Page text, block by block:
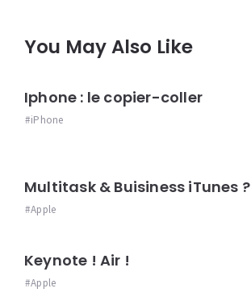
You May Also Like
Iphone : le copier-coller
iPhone
Multitask & Buisiness iTunes ?
Apple
Keynote ! Air !
Apple